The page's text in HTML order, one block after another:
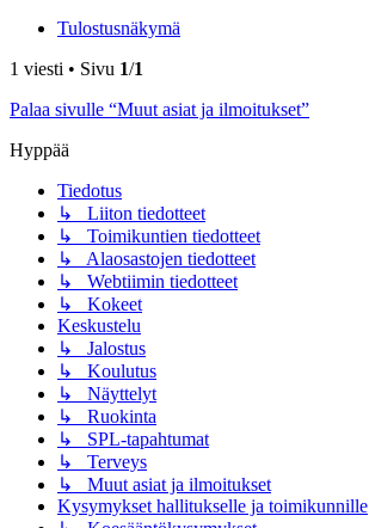
Tulostusnäkymä
1 viesti • Sivu 1/1
Palaa sivulle “Muut asiat ja ilmoitukset”
Hyppää
Tiedotus
↳ Liiton tiedotteet
↳ Toimikuntien tiedotteet
↳ Alaosastojen tiedotteet
↳ Webtiimin tiedotteet
↳ Kokeet
Keskustelu
↳ Jalostus
↳ Koulutus
↳ Näyttelyt
↳ Ruokinta
↳ SPL-tapahtumat
↳ Terveys
↳ Muut asiat ja ilmoitukset
Kysymykset hallitukselle ja toimikunnille